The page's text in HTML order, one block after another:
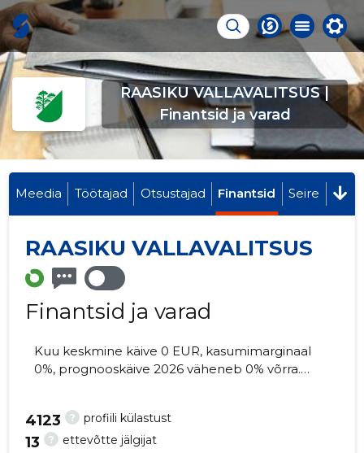
RAASIKU VALLAVALITSUS |
Finantsid ja varad
Meedia Töötajad Otsustajad Finantsid Seire
RAASIKU VALLAVALITSUS
Finantsid ja varad
Kuu keskmine käive 0 EUR, kasumimarginaal
0%, prognooskäive 2026 väheneb 0% võrra.
? profiili külastust
4123
? ettevõtte jälgijat
13